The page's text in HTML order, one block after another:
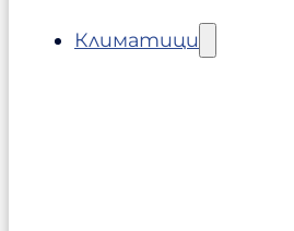
Климатици